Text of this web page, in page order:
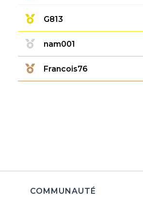
G813
nam001
Francois76
COMMUNAUTÉ